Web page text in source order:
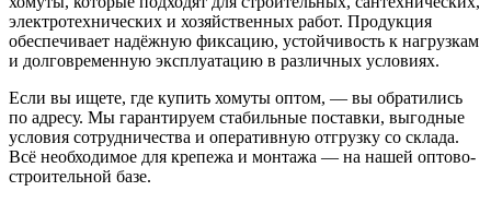
электротехнических и хозяйственных работ. Продукция
обеспечивает надёжную фиксацию, устойчивость к нагрузкам
и долговременную эксплуатацию в различных условиях.
Если вы ищете, где купить хомуты оптом, — вы обратились
по адресу. Мы гарантируем стабильные поставки, выгодные
условия сотрудничества и оперативную отгрузку со склада.
Всё необходимое для крепежа и монтажа — на нашей оптово-
строительной базе.